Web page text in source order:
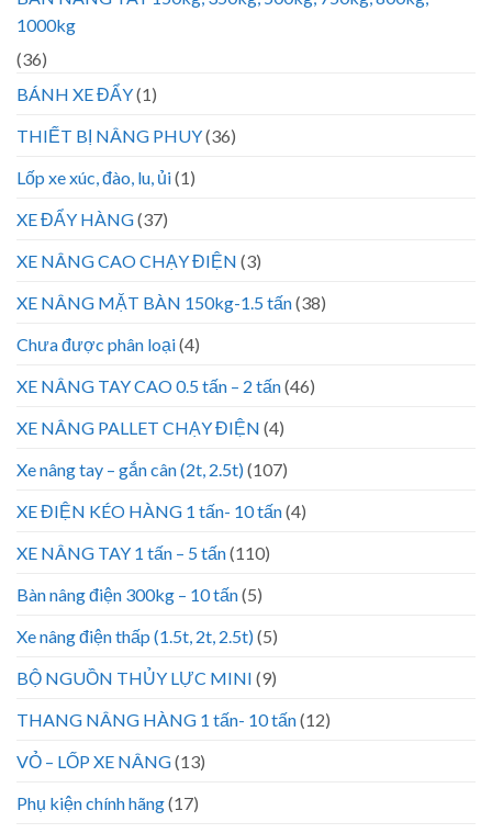
1000kg
(36)
BÁNH XE ĐẨY(1)
THIẾT BỊ NÂNG PHUY(36)
Lốp xe xúc, đào, lu, ủi(1)
XE ĐẨY HÀNG(37)
XE NÂNG CAO CHẠY ĐIỆN (3)
XE NÂNG MẶT BÀN 150kg-1.5 tấn(38)
Chưa được phân loại(4)
XE NÂNG TAY CAO 0.5 tấn – 2 tấn(46)
XE NÂNG PALLET CHẠY ĐIỆN (4)
Xe nâng tay – gắn cân (2t, 2.5t)(107)
XE ĐIỆN KÉO HÀNG 1 tấn- 10 tấn(4)
XE NÂNG TAY 1 tấn – 5 tấn(110)
Bàn nâng điện 300kg – 10 tấn(5)
Xe nâng điện thấp (1.5t, 2t, 2.5t)(5)
BỘ NGUỒN THỦY LỰC MINI (9)
THANG NÂNG HÀNG 1 tấn- 10 tấn(12)
VỎ – LỐP XE NÂNG(13)
Phụ kiện chính hãng(17)